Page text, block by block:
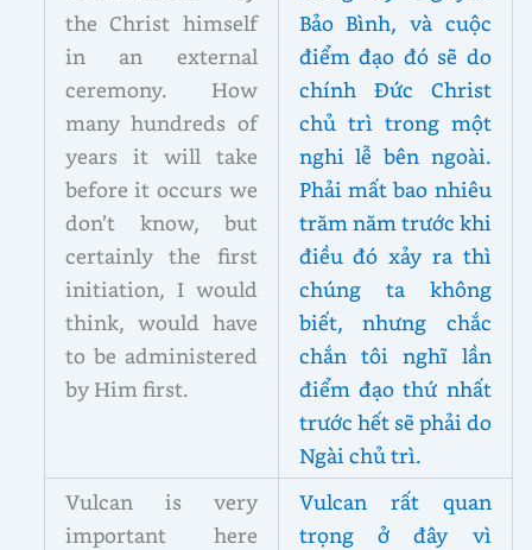
the Christ himself
in an external
ceremony. How
many hundreds of
years it will take
before it occurs we
don’t know, but
certainly the first
initiation, I would
think, would have
to be administered
by Him first.
Bảo Bình, và cuộc
điểm đạo đó sẽ do
chính Đức Christ
chủ trì trong một
nghi lễ bên ngoài.
Phải mất bao nhiêu
trăm năm trước khi
điều đó xảy ra thì
chúng ta không
biết, nhưng chắc
chắn tôi nghĩ lần
điểm đạo thứ nhất
trước hết sẽ phải do
Ngài chủ trì.
Vulcan is very
important here
Vulcan rất quan
trọng ở đây vì